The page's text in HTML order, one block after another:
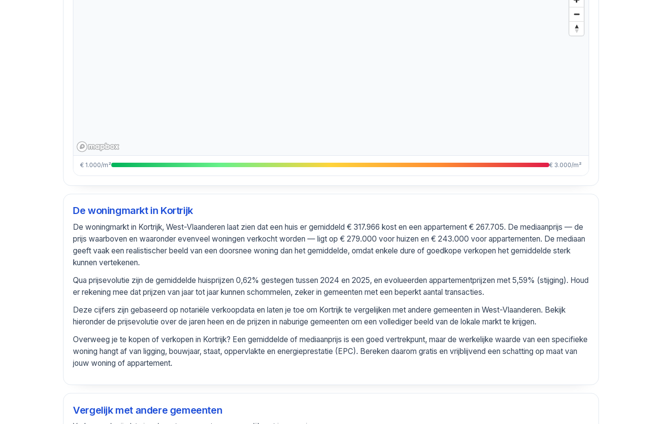
€ 1.000/m² € 3.000/m²
De woningmarkt in Kortrijk
De woningmarkt in Kortrijk, West-Vlaanderen laat zien dat een huis er gemiddeld € 317.966 kost en een appartement € 267.705. De mediaanprijs — de
prijs waarboven en waaronder evenveel woningen verkocht worden — ligt op € 279.000 voor huizen en € 243.000 voor appartementen. De mediaan
geeft vaak een realistischer beeld van een doorsnee woning dan het gemiddelde, omdat enkele dure of goedkope verkopen het gemiddelde sterk
kunnen vertekenen.
Qua prijsevolutie zijn de gemiddelde huisprijzen 0,62% gestegen tussen 2024 en 2025, en evolueerden appartementprijzen met 5,59% (stijging). Houd
er rekening mee dat prijzen van jaar tot jaar kunnen schommelen, zeker in gemeenten met een beperkt aantal transacties.
Deze cijfers zijn gebaseerd op notariële verkoopdata en laten je toe om Kortrijk te vergelijken met andere gemeenten in West-Vlaanderen. Bekijk
hieronder de prijsevolutie over de jaren heen en de prijzen in naburige gemeenten om een vollediger beeld van de lokale markt te krijgen.
Overweeg je te kopen of verkopen in Kortrijk? Een gemiddelde of mediaanprijs is een goed vertrekpunt, maar de werkelijke waarde van een specifieke
woning hangt af van ligging, bouwjaar, staat, oppervlakte en energieprestatie (EPC). Bereken daarom gratis en vrijblijvend een schatting op maat van
jouw woning of appartement.
Vergelijk met andere gemeenten